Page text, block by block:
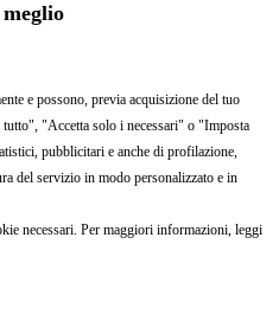
e possono, previa acquisizione del tuo
"Accetta solo i necessari" o "Imposta
pubblicitari e anche di profilazione,
del servizio in modo personalizzato e in
necessari. Per maggiori informazioni, leggi